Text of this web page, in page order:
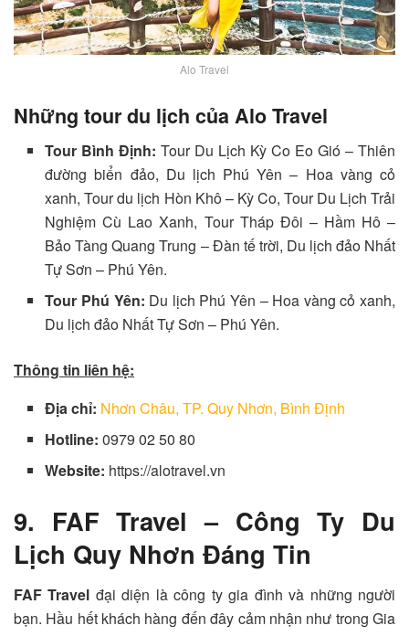
Alo Travel
Những tour du lịch của Alo Travel
Tour Bình Định: Tour Du Lịch Kỳ Co Eo Gió – Thiên
đường biển đảo, Du lịch Phú Yên – Hoa vàng cỏ
xanh, Tour du lịch Hòn Khô – Kỳ Co, Tour Du Lịch Trải
Nghiệm Cù Lao Xanh, Tour Tháp Đôi – Hầm Hô –
Bảo Tàng Quang Trung – Đàn tế trời, Du lịch đảo Nhất
Tự Sơn – Phú Yên.
Tour Phú Yên: Du lịch Phú Yên – Hoa vàng cỏ xanh,
Du lịch đảo Nhất Tự Sơn – Phú Yên.
Thông tin liên hệ:
Địa chỉ: Nhơn Châu, TP. Quy Nhơn, Bình Định
Hotline:0979 02 50 80
Website: https://alotravel.vn
9. FAF Travel – Công Ty Du
Lịch Quy Nhơn Đáng Tin
FAF Travel đại diện là công ty gia đình và những người
bạn. Hầu hết khách hàng đến đây cảm nhận như trong Gia